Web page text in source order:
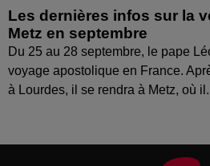
Les dernières infos sur la
Metz en septembre
Du 25 au 28 septembre, le pape
voyage apostolique en France.
à Lourdes, il se rendra à Metz, où